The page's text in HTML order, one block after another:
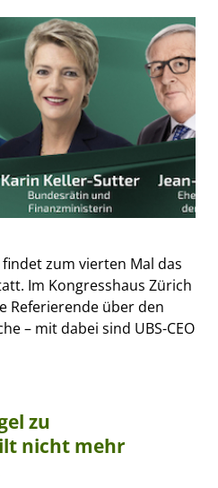
zum vierten Mal das
Im Kongresshaus Zürich
Referierende über den
– mit dabei sind UBS-CEO
zu
nicht mehr